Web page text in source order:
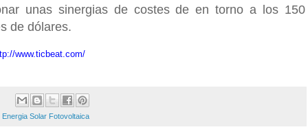
unas sinergias de costes de en torno a los 150
de dólares.
www.ticbeat.com/
Energia Solar Fotovoltaica